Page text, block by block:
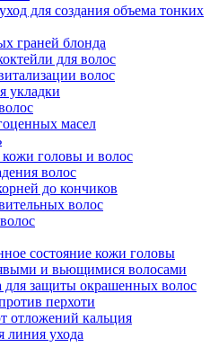
для создания объема тонких
граней блонда
для волос
волос
укладки
масел
кожи головы и волос
волос
до кончиков
волос
состояние кожи головы
и вьющимися волосами
для защиты окрашенных волос
перхоти
отложений кальция
линия ухода